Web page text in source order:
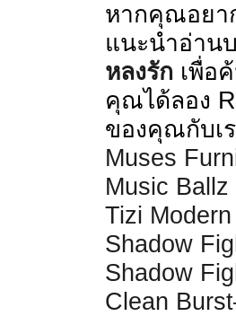
หากคุณอยา
แนะนำอ่าน
หลงรัก เพื่อ
คุณได้ลอง
ของคุณกับเร
Muses
Music Ballz
Tizi
Shadow
Shadow
Clean